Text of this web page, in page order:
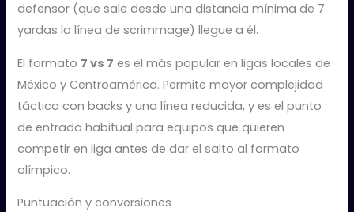
defensor (que sale desde una distancia mínima de 7
yardas la línea de scrimmage) llegue a él.
El formato 7 vs 7 es el más popular en ligas locales de
México y Centroamérica. Permite mayor complejidad
táctica con backs y una línea reducida, y es el punto
de entrada habitual para equipos que quieren
competir en liga antes de dar el salto al formato
olímpico.
Puntuación y conversiones